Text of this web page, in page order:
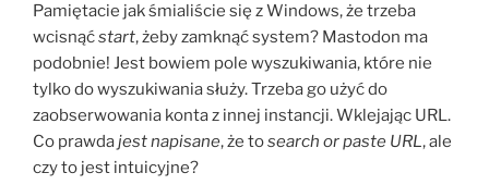
Pamiętacie jak śmialiście się z Windows, że trzeba
wcisnąćstart, żeby zamknąć system? Mastodon ma
podobnie! Jest bowiem pole wyszukiwania, które nie
tylko do wyszukiwania służy. Trzeba go użyć do
zaobserwowania konta z innej instancji. Wklejając URL.
Co prawdajest napisane, że tosearch or paste URL, ale
czy to jest intuicyjne?